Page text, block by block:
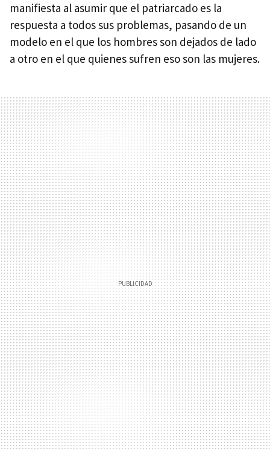
manifiesta al asumir que el patriarcado es la
respuesta a todos sus problemas, pasando de un
modelo en el que los hombres son dejados de lado
a otro en el que quienes sufren eso son las mujeres.